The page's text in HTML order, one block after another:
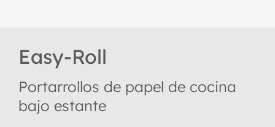
Easy-Roll
Portarrollos de papel de cocina
bajo estante